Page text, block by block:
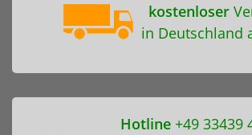
kostenloser
in Deutschland
Hotline+49 33439